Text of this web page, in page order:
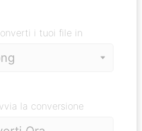
i tuoi file in
la conversione